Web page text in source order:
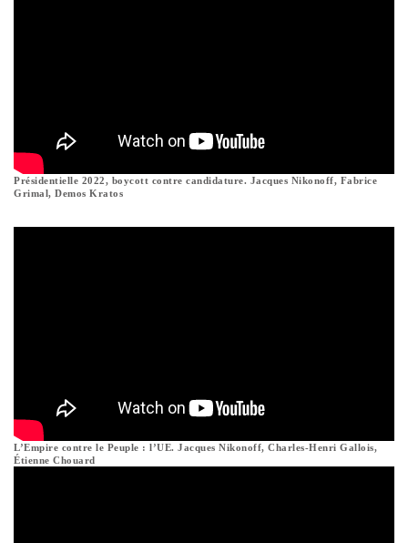
Présidentielle 2022, boycott contre candidature. Jacques Nikonoff, Fabrice
Grimal, Demos Kratos
L’Empire contre le Peuple : l’UE. Jacques Nikonoff, Charles-Henri Gallois,
Étienne Chouard